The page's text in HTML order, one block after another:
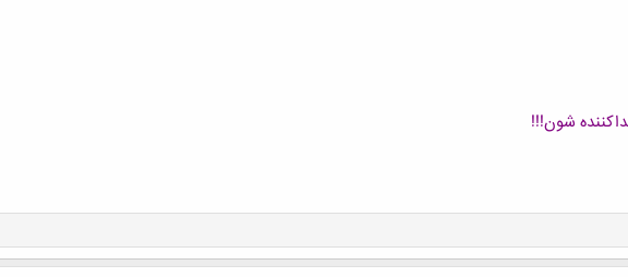
شون!!!